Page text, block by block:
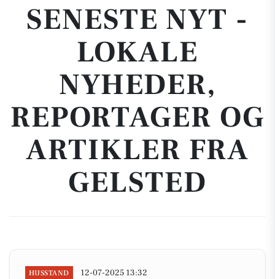
SENESTE NYT -
LOKALE
NYHEDER,
REPORTAGER OG
ARTIKLER FRA
GELSTED
HUSSTAND 12-07-2025 13:32